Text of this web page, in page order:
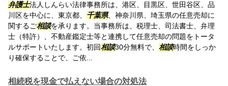
弁護士法人しんらい法律事務所は、港区、目黒区、世田谷区、品
川区を中心に、東京都、 千葉県、神奈川県、埼玉県の任意売却に
関するご相談を承ります。当事務所は、税理士、司法書士、弁理
士（特許）、不動産鑑定士等と連携して任意売却の問題をトータ
ルサポートいたします。初回相談30分無料で、 相談時間をしっか
り確保することで、ご依...
相続税を現金で払えない場合の対処法